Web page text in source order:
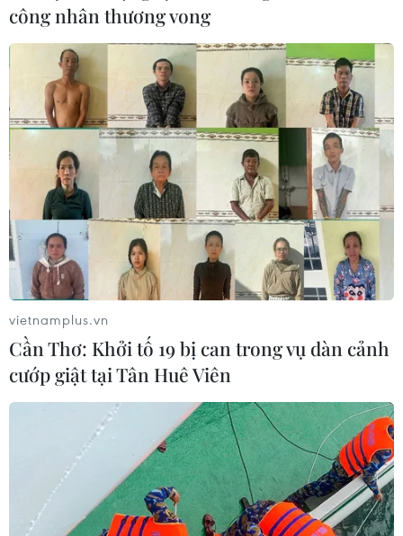
Chủ tịch nước chúc mừng ngày
Thầy thuốc Việt Nam tại Thành phố Hồ
Chí Minh
22/02/2024 04:02
Nhân dịp kỷ niệm 69 năm ngày Thầy thuốc Việt Nam
(27/2), Chủ tịch nước Võ Văn Thưởng đến thăm, động
viên cán bộ, đội ngũ thầy thuốc và người lao động Bệnh
viện Nhi đồng 1 Thành phố Hồ Chí Minh.
công nhân thương vong
vietnamplus.vn
Cần Thơ: Khởi tố 19 bị can trong vụ dàn cảnh
cướp giật tại Tân Huê Viên